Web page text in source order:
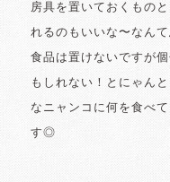
房具を置いておくもの
れるのもいいな〜なん
食品は置けないですが
もしれない！とにゃん
なニャンコに何を食べ
す◎